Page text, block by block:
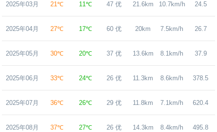
2025年03月 21℃ 11℃ 47 优 21.6km 10.7km/h 24.5
2025年04月 27℃ 17℃ 60 优 20km 7.5km/h 26.7
2025年05月 30℃ 20℃ 37 优 13.6km 8.1km/h 37.9
2025年06月 33℃ 24℃ 26 优 11.3km 8.6km/h 378.5
2025年07月 36℃ 26℃ 29 优 11.8km 7.1km/h 620.4
2025年08月 37℃ 27℃ 26 优 14.3km 8.4km/h 495.8